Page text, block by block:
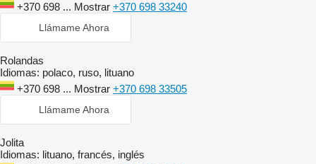
+370 698 ... Mostrar +370 698 33240
Llámame Ahora
Rolandas
Idiomas: polaco, ruso, lituano
+370 698 ... Mostrar +370 698 33505
Llámame Ahora
Jolita
Idiomas: lituano, francés, inglés